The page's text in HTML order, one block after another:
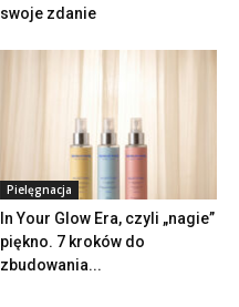
swoje zdanie
Pielęgnacja
In Your Glow Era, czyli „nagie”
piękno. 7 kroków do
zbudowania...